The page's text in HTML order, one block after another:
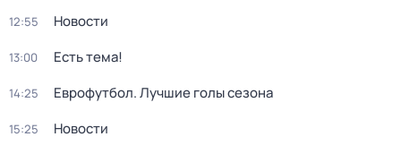
12:55 Новости
13:00 Есть тема!
14:25 Еврофутбол. Лучшие голы сезона
15:25 Новости